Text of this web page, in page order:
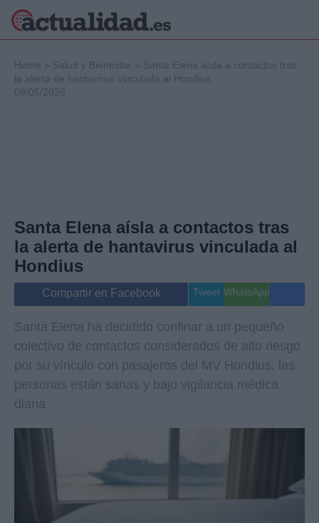
Internacional
Viajes
Gente
Musica
Home » Salud y Bienestar » Santa Elena aísla a contactos tras
la alerta de hantavirus vinculada al Hondius
09/05/2026
Santa Elena aísla a contactos tras
la alerta de hantavirus vinculada al
Hondius
Compartir en Facebook Tweet WhatsApp
Santa Elena ha decidido confinar a un pequeño
colectivo de contactos considerados de alto riesgo
por su vínculo con pasajeros del MV Hondius; las
personas están sanas y bajo vigilancia médica
diaria